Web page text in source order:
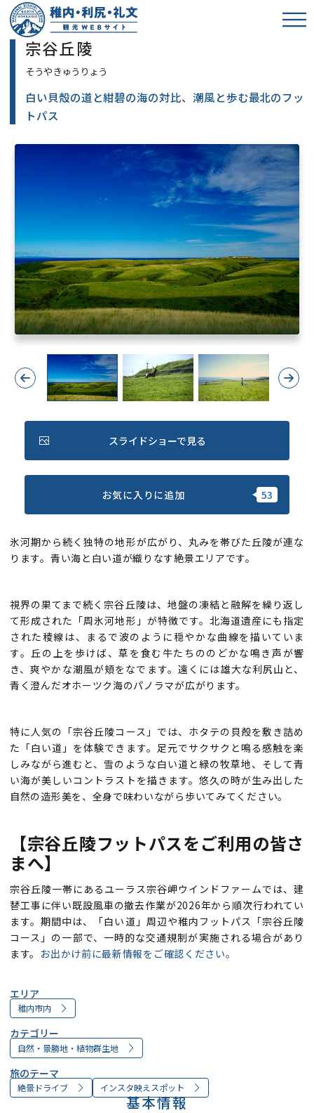
宗谷丘陵
白い貝殻の道と紺碧の海の対比、潮風と歩む最北のフッ
トパス
Previous Next
氷河期から続く独特の地形が広がり、丸みを帯びた丘陵が連な
ります。青い海と白い道が織りなす絶景エリアです。
視界の果てまで続く宗谷丘陵は、地盤の凍結と融解を繰り返し
て形成された「周氷河地形」が特徴です。北海道遺産にも指定
された稜線は、まるで波のように穏やかな曲線を描いていま
す。丘の上を歩けば、草を食む牛たちののどかな鳴き声が響
き、爽やかな潮風が頬をなでます。遠くには雄大な利尻山と、
青く澄んだオホーツク海のパノラマが広がります。
特に人気の「宗谷丘陵コース」では、ホタテの貝殻を敷き詰め
た「白い道」を体験できます。足元でサクサクと鳴る感触を楽
しみながら進むと、雪のような白い道と緑の牧草地、そして青
い海が美しいコントラストを描きます。悠久の時が生み出した
自然の造形美を、全身で味わいながら歩いてみてください。
【宗谷丘陵フットパスをご利用の皆さ
まへ】
宗谷丘陵一帯にあるユーラス宗谷岬ウインドファームでは、建
替工事に伴い既設風車の撤去作業が2026年から順次行われてい
ます。期間中は、「白い道」周辺や稚内フットパス「宗谷丘陵
コース」の一部で、一時的な交通規制が実施される場合があり
ます。 お出かけ前に最新情報をご確認ください。
スライドショーで見る
お気に入りに追加
エリア
稚内市内
カテゴリー
自然・景勝地・植物群生地
旅のテーマ
絶景ドライブ インスタ映えスポット
基本情報